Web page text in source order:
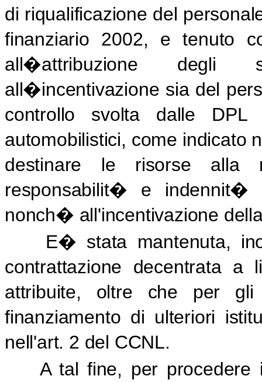
di riqualificazione del
finanziario 2002, e tenuto
all�attribuzione degli
all�incentivazione sia del
controllo svolta dalle
automobilistici, come indicato
destinare le risorse alla
responsabilit� e
nonch� all'incentivazione
E� stata mantenuta,
contrattazione decentrata a
attribuite, oltre che per
finanziamento di ulteriori
nell'art. 2 del CCNL.
A tal fine, per procedere